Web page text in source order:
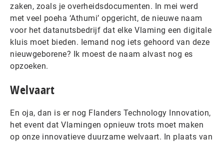
zaken, zoals je overheidsdocumenten. In mei werd
met veel poeha ‘Athumi’ opgericht, de nieuwe naam
voor het datanutsbedrijf dat elke Vlaming een digitale
kluis moet bieden. Iemand nog iets gehoord van deze
nieuwgeborene? Ik moest de naam alvast nog es
opzoeken.
Welvaart
En oja, dan is er nog Flanders Technology Innovation,
het event dat Vlamingen opnieuw trots moet maken
op onze innovatieve duurzame welvaart. In plaats van